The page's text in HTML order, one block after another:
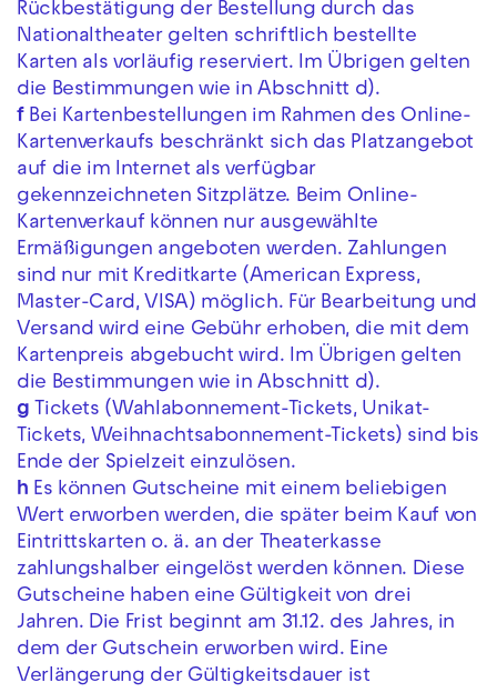
Rückbestätigung der Bestellung durch das
Nationaltheater gelten schriftlich bestellte
Karten als vorläufig reserviert. Im Übrigen gelten
die Bestimmungen wie in Abschnitt d).
f Bei Kartenbestellungen im Rahmen des Online-
Kartenverkaufs beschränkt sich das Platzangebot
auf die im Internet als verfügbar
gekennzeichneten Sitzplätze. Beim Online-
Kartenverkauf können nur ausgewählte
Ermäßigungen angeboten werden. Zahlungen
sind nur mit Kreditkarte (American Express,
Master-Card, VISA) möglich. Für Bearbeitung und
Versand wird eine Gebühr erhoben, die mit dem
Kartenpreis abgebucht wird. Im Übrigen gelten
die Bestimmungen wie in Abschnitt d).
g Tickets (Wahlabonnement-Tickets, Unikat-
Tickets, Weihnachtsabonnement-Tickets) sind bis
Ende der Spielzeit einzulösen.
h Es können Gutscheine mit einem beliebigen
Wert erworben werden, die später beim Kauf von
Eintrittskarten o. ä. an der Theaterkasse
zahlungshalber eingelöst werden können. Diese
Gutscheine haben eine Gültigkeit von drei
Jahren. Die Frist beginnt am 31.12. des Jahres, in
dem der Gutschein erworben wird. Eine
Verlängerung der Gültigkeitsdauer ist